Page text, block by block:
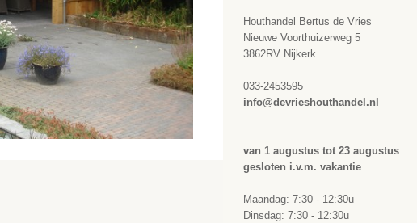
Houthandel Bertus de Vries
Nieuwe Voorthuizerweg 5
3862RV Nijkerk
033-2453595
info@devrieshouthandel.nl
van 1 augustus tot 23 augustus
gesloten i.v.m. vakantie
Maandag: 7:30 - 12:30u
Dinsdag: 7:30 - 12:30u